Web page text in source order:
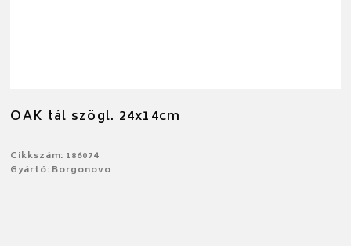
OAK tál szögl. 24x14cm
Cikkszám: 186074
Gyártó: Borgonovo